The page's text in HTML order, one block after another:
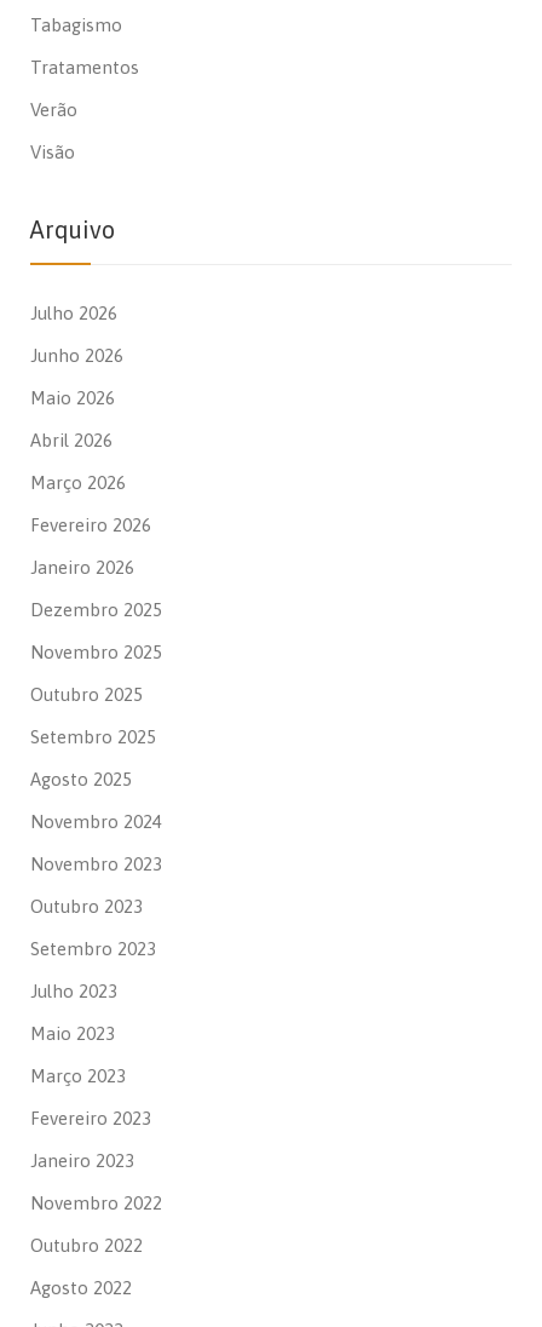
Tabagismo
Tratamentos
Verão
Visão
Arquivo
Julho 2026
Junho 2026
Maio 2026
Abril 2026
Março 2026
Fevereiro 2026
Janeiro 2026
Dezembro 2025
Novembro 2025
Outubro 2025
Setembro 2025
Agosto 2025
Novembro 2024
Novembro 2023
Outubro 2023
Setembro 2023
Julho 2023
Maio 2023
Março 2023
Fevereiro 2023
Janeiro 2023
Novembro 2022
Outubro 2022
Agosto 2022